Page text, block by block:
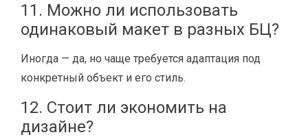
11. Можно ли использовать
одинаковый макет в разных БЦ?
Иногда — да, но чаще требуется адаптация под
конкретный объект и его стиль.
12. Стоит ли экономить на
дизайне?